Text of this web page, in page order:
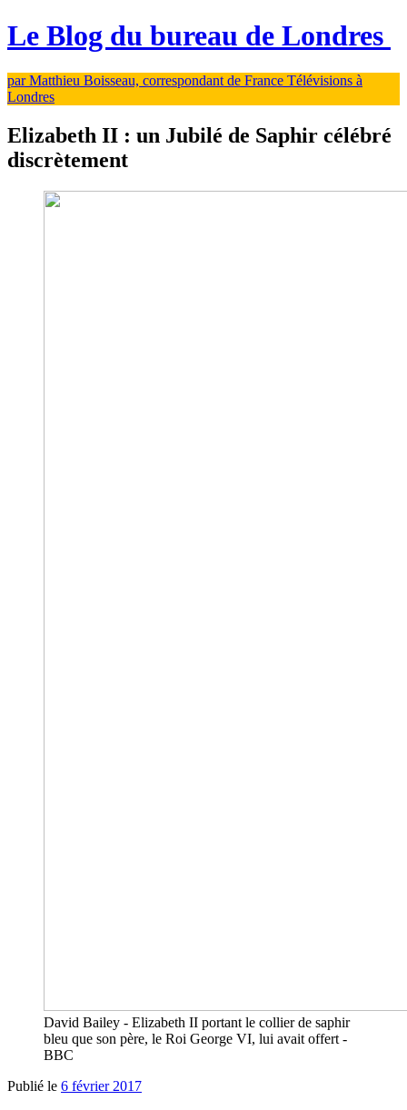
Le Blog du bureau de Londres
par Matthieu Boisseau, correspondant de France Télévisions à
Londres
Elizabeth II : un Jubilé de Saphir célébré
discrètement
David Bailey - Elizabeth II portant le collier de saphir
bleu que son père, le Roi George VI, lui avait offert -
BBC
Publié le 6 février 2017